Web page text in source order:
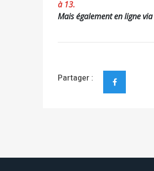
à 13.
Mais également en ligne via
Partager :